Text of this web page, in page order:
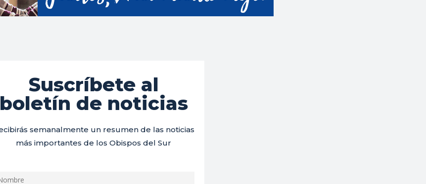
Suscríbete al
boletín de noticias
semanalmente un resumen de las noticias
más importantes de los Obispos del Sur